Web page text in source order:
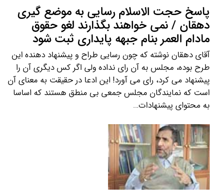
پاسخ حجت الاسلام رسایی به موضع گیری
دهقان / نمی خواهند بگذارند لغو حقوق
مادام العمر بنام جبهه پایداری ثبت شود
آقای دهقان نوشته که چون رسایی طراح و پیشنهاد دهنده این
طرح بوده، مجلس به آن رای نداده ولی اگر کس دیگری آن را
پیشنهاد می کرد، رای می آورد! این ادعا در حقیقت به معنای آن
است که نمایندگان مجلس جمعی بی منطق هستند که اساسا
به محتوای پیشنهادات…